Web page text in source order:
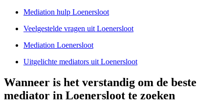
Mediation hulp Loenersloot
Veelgestelde vragen uit Loenersloot
Mediation Loenersloot
Uitgelichte mediators uit Loenersloot
Wanneer is het verstandig om de beste
mediator in Loenersloot te zoeken